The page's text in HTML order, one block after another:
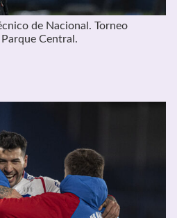
de Nacional. Torneo
Central.